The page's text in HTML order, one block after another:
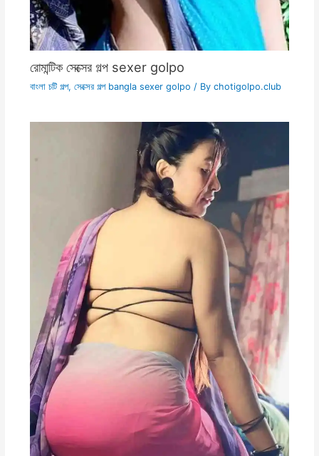
রোমান্টিক সেক্সের গল্প sexer golpo
বাংলা চটি গল্প, সেক্সের গল্প bangla sexer golpo / By chotigolpo.club